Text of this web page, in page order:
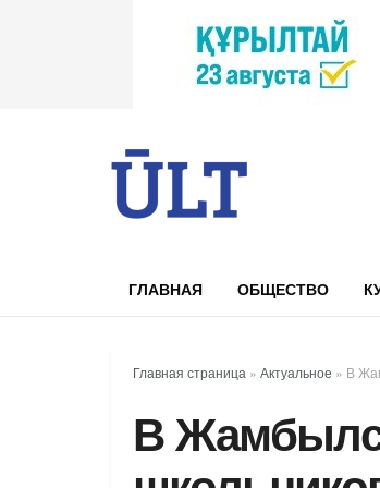
ГЛАВНАЯ ОБЩЕСТВО
Главная страница » Актуальное » В
В